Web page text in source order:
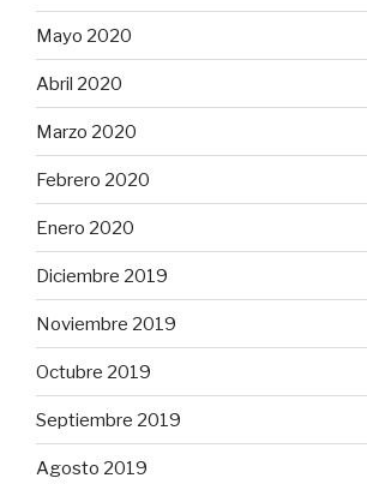
Mayo 2020
Abril 2020
Marzo 2020
Febrero 2020
Enero 2020
Diciembre 2019
Noviembre 2019
Octubre 2019
Septiembre 2019
Agosto 2019